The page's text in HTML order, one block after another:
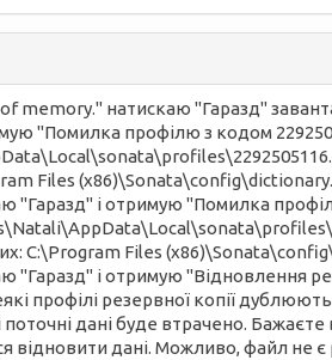
memory." натискаю "Гаразд"
"Помилка профілю з кодом
Files
і отримую "Помилка
C:\Program Files
і отримую "Відновлення
резервної копії дублюють
дані буде втрачено. Бажаєте
дані. Можливо, файл не є